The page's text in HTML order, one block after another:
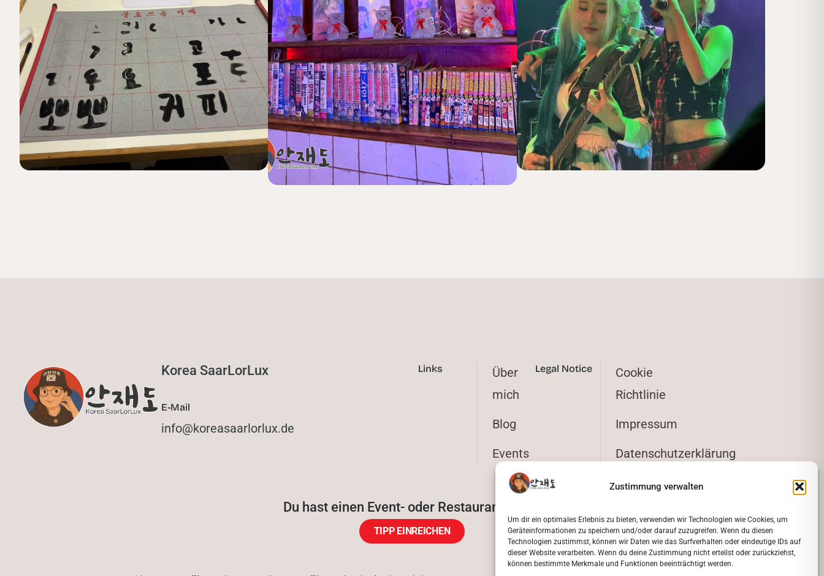
Zustimmung verwalten
Um dir ein optimales Erlebnis zu bieten, verwenden wir Technologien wie Cookies, um
Geräteinformationen zu speichern und/oder darauf zuzugreifen. Wenn du diesen
Technologien zustimmst, können wir Daten wie das Surfverhalten oder eindeutige IDs auf
dieser Website verarbeiten. Wenn du deine Zustimmung nicht erteilst oder zurückziehst,
können bestimmte Merkmale und Funktionen beeinträchtigt werden.
Korea SaarLorLux
E-Mail
ed.xulrolraasaerok
@ofni
Links
Über
mich
Blog
Events
Legal Notice
Cookie
Richtlinie
Impressum
Datenschutzerklärung
Du hast einen Event- oder Restaurant-Tipp?
TIPP EINREICHEN